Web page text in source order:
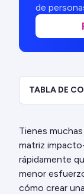
de
TABLA DE
Tienes
matriz
rápidamente
menor
cómo crear